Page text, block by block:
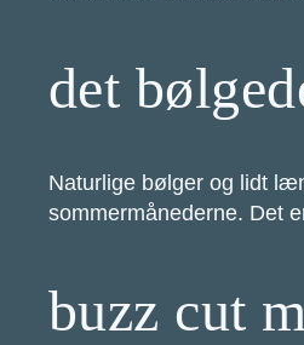
det
Naturlige bølger og lidt
sommermånederne. Det
buzz cut